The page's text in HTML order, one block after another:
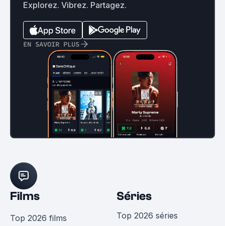
Explorez. Vibrez. Partagez.
EN SAVOIR PLUS
Films
Top 2026 films
Séries
Top 2026 séries